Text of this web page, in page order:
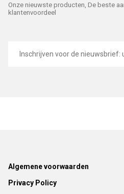
Onze nieuwste producten, De beste
klantenvoordeel
mailadres
Footer
Algemene voorwaarden
Privacy Policy